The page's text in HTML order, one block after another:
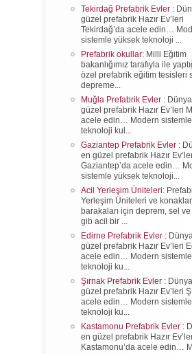
Tekirdağ Prefabrik Evler :
güzel prefabrik Hazır Ev’leri
Tekirdağ’da acele edin…
sistemle yüksek teknoloji ...
Prefabrik okullar: Milli Eğitim
bakanlığımız tarafıyla ile
özel prefabrik eğitim tesisleri
depreme...
Muğla Prefabrik Evler :
güzel prefabrik Hazır Ev’leri
acele edin… Modern
teknoloji kul...
Gaziantep Prefabrik Evler :
en güzel prefabrik Hazır
Gaziantep’da acele edin…
sistemle yüksek teknoloji...
Acil Yerleşim Üniteleri:
Yerleşim Üniteleri ve
barakaları için deprem, sel
gib acil bir ...
Edirne Prefabrik Evler :
güzel prefabrik Hazır Ev’leri
acele edin… Modern
teknoloji ku...
Şırnak Prefabrik Evler :
güzel prefabrik Hazır Ev’leri
acele edin… Modern
teknoloji ku...
Kastamonu Prefabrik Evler :
en güzel prefabrik Hazır
Kastamonu’da acele edin…